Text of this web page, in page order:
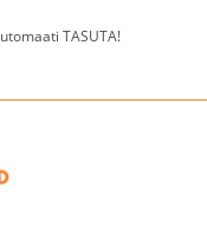
TASUTA!